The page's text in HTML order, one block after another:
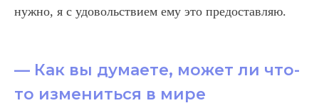
нужно, я с удовольствием ему это предоставляю.
— Как вы думаете, может ли что-
то измениться в мире